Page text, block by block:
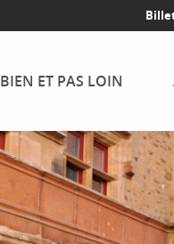
BIEN ET PAS LOIN